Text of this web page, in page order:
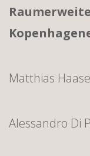
Matthias
Alessandro Di